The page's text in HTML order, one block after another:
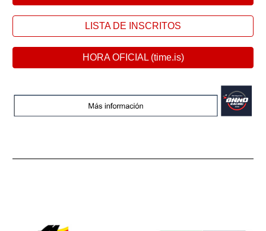
LISTA DE INSCRITOS
HORA OFICIAL (time.is)